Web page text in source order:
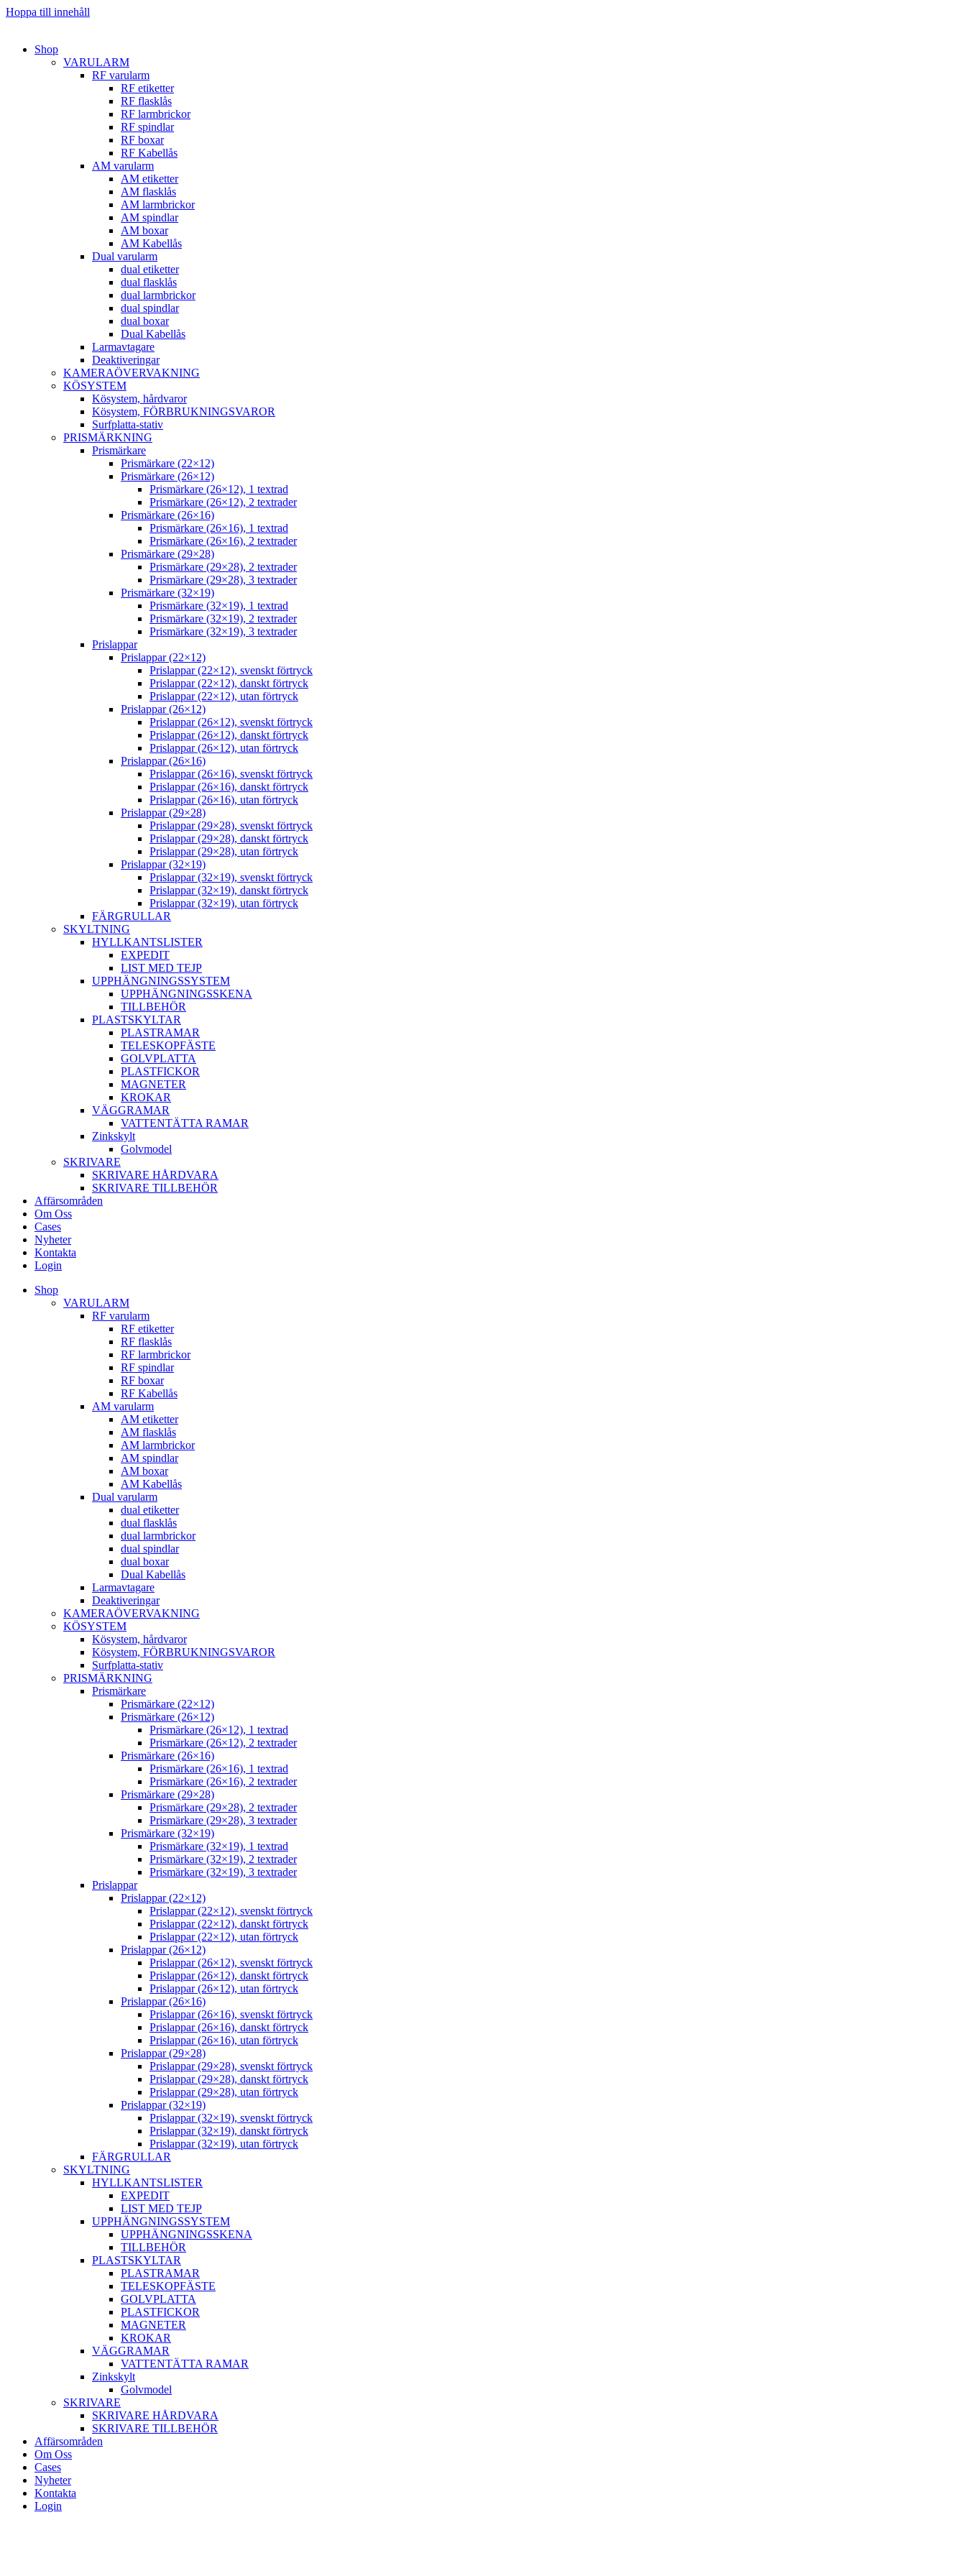
Hoppa till innehåll
Shop
VARULARM
RF varularm
RF etiketter
RF flasklås
RF larmbrickor
RF spindlar
RF boxar
RF Kabellås
AM varularm
AM etiketter
AM flasklås
AM larmbrickor
AM spindlar
AM boxar
AM Kabellås
Dual varularm
dual etiketter
dual flasklås
dual larmbrickor
dual spindlar
dual boxar
Dual Kabellås
Larmavtagare
Deaktiveringar
KAMERAÖVERVAKNING
KÖSYSTEM
Kösystem, hårdvaror
Kösystem, FÖRBRUKNINGSVAROR
Surfplatta-stativ
PRISMÄRKNING
Prismärkare
Prismärkare (22×12)
Prismärkare (26×12)
Prismärkare (26×12), 1 textrad
Prismärkare (26×12), 2 textrader
Prismärkare (26×16)
Prismärkare (26×16), 1 textrad
Prismärkare (26×16), 2 textrader
Prismärkare (29×28)
Prismärkare (29×28), 2 textrader
Prismärkare (29×28), 3 textrader
Prismärkare (32×19)
Prismärkare (32×19), 1 textrad
Prismärkare (32×19), 2 textrader
Prismärkare (32×19), 3 textrader
Prislappar
Prislappar (22×12)
Prislappar (22×12), svenskt förtryck
Prislappar (22×12), danskt förtryck
Prislappar (22×12), utan förtryck
Prislappar (26×12)
Prislappar (26×12), svenskt förtryck
Prislappar (26×12), danskt förtryck
Prislappar (26×12), utan förtryck
Prislappar (26×16)
Prislappar (26×16), svenskt förtryck
Prislappar (26×16), danskt förtryck
Prislappar (26×16), utan förtryck
Prislappar (29×28)
Prislappar (29×28), svenskt förtryck
Prislappar (29×28), danskt förtryck
Prislappar (29×28), utan förtryck
Prislappar (32×19)
Prislappar (32×19), svenskt förtryck
Prislappar (32×19), danskt förtryck
Prislappar (32×19), utan förtryck
FÄRGRULLAR
SKYLTNING
HYLLKANTSLISTER
EXPEDIT
LIST MED TEJP
UPPHÄNGNINGSSYSTEM
UPPHÄNGNINGSSKENA
TILLBEHÖR
PLASTSKYLTAR
PLASTRAMAR
TELESKOPFÄSTE
GOLVPLATTA
PLASTFICKOR
MAGNETER
KROKAR
VÄGGRAMAR
VATTENTÄTTA RAMAR
Zinkskylt
Golvmodel
SKRIVARE
SKRIVARE HÅRDVARA
SKRIVARE TILLBEHÖR
Affärsområden
Om Oss
Cases
Nyheter
Kontakta
Login
Shop
VARULARM
RF varularm
RF etiketter
RF flasklås
RF larmbrickor
RF spindlar
RF boxar
RF Kabellås
AM varularm
AM etiketter
AM flasklås
AM larmbrickor
AM spindlar
AM boxar
AM Kabellås
Dual varularm
dual etiketter
dual flasklås
dual larmbrickor
dual spindlar
dual boxar
Dual Kabellås
Larmavtagare
Deaktiveringar
KAMERAÖVERVAKNING
KÖSYSTEM
Kösystem, hårdvaror
Kösystem, FÖRBRUKNINGSVAROR
Surfplatta-stativ
PRISMÄRKNING
Prismärkare
Prismärkare (22×12)
Prismärkare (26×12)
Prismärkare (26×12), 1 textrad
Prismärkare (26×12), 2 textrader
Prismärkare (26×16)
Prismärkare (26×16), 1 textrad
Prismärkare (26×16), 2 textrader
Prismärkare (29×28)
Prismärkare (29×28), 2 textrader
Prismärkare (29×28), 3 textrader
Prismärkare (32×19)
Prismärkare (32×19), 1 textrad
Prismärkare (32×19), 2 textrader
Prismärkare (32×19), 3 textrader
Prislappar
Prislappar (22×12)
Prislappar (22×12), svenskt förtryck
Prislappar (22×12), danskt förtryck
Prislappar (22×12), utan förtryck
Prislappar (26×12)
Prislappar (26×12), svenskt förtryck
Prislappar (26×12), danskt förtryck
Prislappar (26×12), utan förtryck
Prislappar (26×16)
Prislappar (26×16), svenskt förtryck
Prislappar (26×16), danskt förtryck
Prislappar (26×16), utan förtryck
Prislappar (29×28)
Prislappar (29×28), svenskt förtryck
Prislappar (29×28), danskt förtryck
Prislappar (29×28), utan förtryck
Prislappar (32×19)
Prislappar (32×19), svenskt förtryck
Prislappar (32×19), danskt förtryck
Prislappar (32×19), utan förtryck
FÄRGRULLAR
SKYLTNING
HYLLKANTSLISTER
EXPEDIT
LIST MED TEJP
UPPHÄNGNINGSSYSTEM
UPPHÄNGNINGSSKENA
TILLBEHÖR
PLASTSKYLTAR
PLASTRAMAR
TELESKOPFÄSTE
GOLVPLATTA
PLASTFICKOR
MAGNETER
KROKAR
VÄGGRAMAR
VATTENTÄTTA RAMAR
Zinkskylt
Golvmodel
SKRIVARE
SKRIVARE HÅRDVARA
SKRIVARE TILLBEHÖR
Affärsområden
Om Oss
Cases
Nyheter
Kontakta
Login